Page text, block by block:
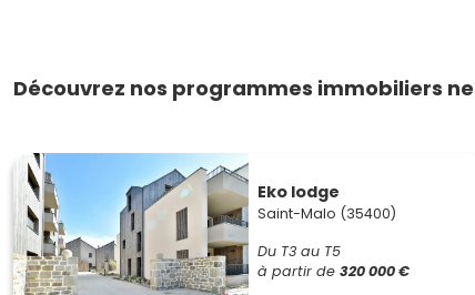
Découvrez nos programmes immobiliers
Eko lodge
Saint-Malo (35400)
Du T3 au T5
à partir de 320 000 €